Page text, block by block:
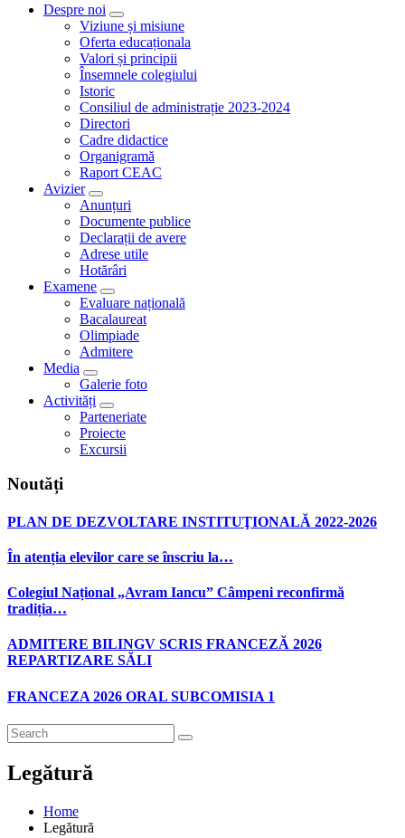
Despre noi
Viziune și misiune
Oferta educaționala
Valori și principii
Însemnele colegiului
Istoric
Consiliul de administrație 2023-2024
Directori
Cadre didactice
Organigramă
Raport CEAC
Avizier
Anunțuri
Documente publice
Declarații de avere
Adrese utile
Hotărâri
Examene
Evaluare națională
Bacalaureat
Olimpiade
Admitere
Media
Galerie foto
Activități
Parteneriate
Proiecte
Excursii
Noutăți
PLAN DE DEZVOLTARE INSTITUŢIONALĂ 2022-2026
În atenția elevilor care se înscriu la…
Colegiul Național „Avram Iancu” Câmpeni reconfirmă
tradiția…
ADMITERE BILINGV SCRIS FRANCEZĂ 2026
REPARTIZARE SĂLI
FRANCEZA 2026 ORAL SUBCOMISIA 1
Legătură
Home
Legătură